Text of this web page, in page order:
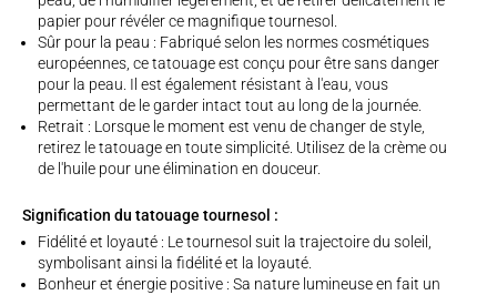
papier pour révéler ce magnifique tournesol.
Sûr pour la peau : Fabriqué selon les normes cosmétiques
européennes, ce tatouage est conçu pour être sans danger
pour la peau. Il est également résistant à l'eau, vous
permettant de le garder intact tout au long de la journée.
Retrait : Lorsque le moment est venu de changer de style,
retirez le tatouage en toute simplicité. Utilisez de la crème ou
de l'huile pour une élimination en douceur.
Signification du tatouage tournesol :
Fidélité et loyauté : Le tournesol suit la trajectoire du soleil,
symbolisant ainsi la fidélité et la loyauté.
Bonheur et énergie positive : Sa nature lumineuse en fait un